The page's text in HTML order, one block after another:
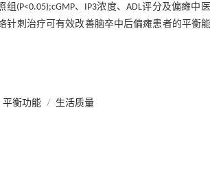
组(P<0.05);cGMP、IP3浓度、ADL评分及偏瘫
针刺治疗可有效改善脑卒中后偏瘫患者的平衡
平衡功能 / 生活质量